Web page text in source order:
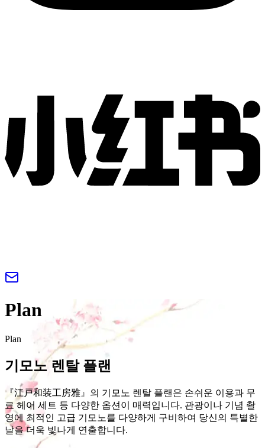
Plan
Plan
기모노 렌탈 플랜
『江戸和装工房雅』의 기모노 렌탈 플랜은 손쉬운 이용과 무
료 헤어 세트 등 다양한 옵션이 매력입니다. 관광이나 기념 촬
영에 최적인 고급 기모노를 다양하게 구비하여 당신의 특별한
날을 더욱 빛나게 연출합니다.